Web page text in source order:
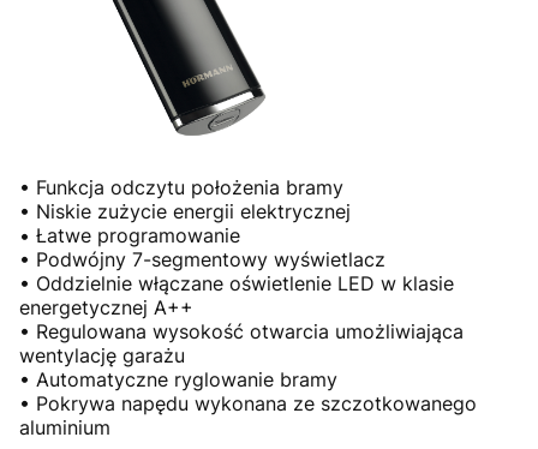
• Funkcja odczytu położenia bramy
• Niskie zużycie energii elektrycznej
• Łatwe programowanie
• Podwójny 7-segmentowy wyświetlacz
• Oddzielnie włączane oświetlenie LED w klasie
energetycznej A++
• Regulowana wysokość otwarcia umożliwiająca
wentylację garażu
• Automatyczne ryglowanie bramy
• Pokrywa napędu wykonana ze szczotkowanego
aluminium